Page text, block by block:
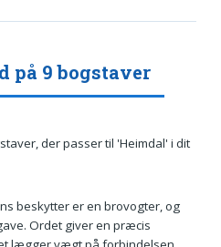
på 9 bogstaver
der passer til 'Heimdal' i dit
beskytter er en brovogter, og
Ordet giver en præcis